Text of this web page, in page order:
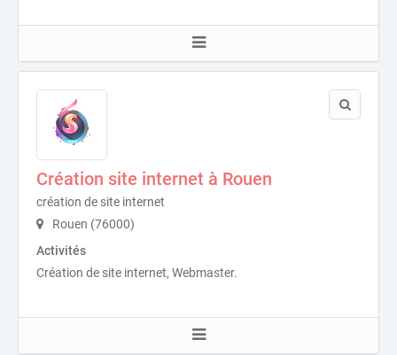
Création site internet à Rouen
création de site internet
Rouen (76000)
Activités
Création de site internet, Webmaster.